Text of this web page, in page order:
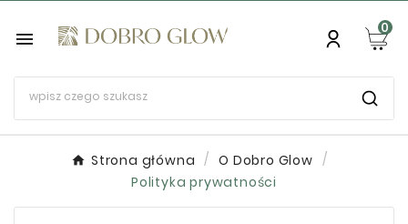

0
Strona główna
O Dobro Glow
Polityka prywatności